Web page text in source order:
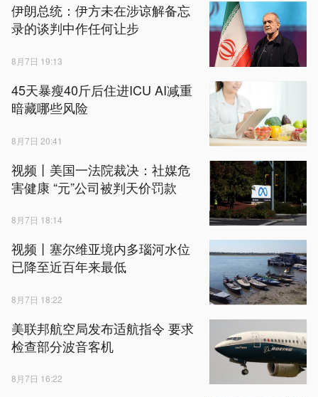
伊朗总统：伊方未在涉谅解备忘
录的谈判中作任何让步
8月7日 19:13
45天暴瘦40斤后住进ICU AI减重
暗藏哪些风险
8月7日 20:41
视频丨美国一法院裁决：社媒危
害健康 “元”公司被判天价罚款
8月7日 18:14
视频丨塞尔维亚境内多瑙河水位
已降至近百年来最低
8月7日 18:22
美联邦航空局发布适航指令 要求
检查部分波音客机
8月7日 16:22